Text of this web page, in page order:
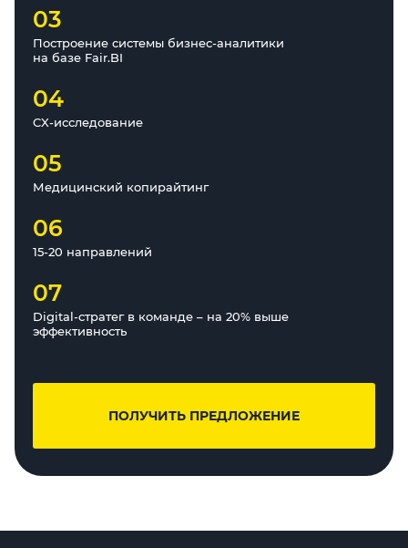
03
Построение системы бизнес-аналитики
на базе Fair.BI
04
CX-исследование
05
Медицинский копирайтинг
06
15-20 направлений
07
Digital-стратег в команде – на 20% выше
эффективность
ПОЛУЧИТЬ ПРЕДЛОЖЕНИЕ